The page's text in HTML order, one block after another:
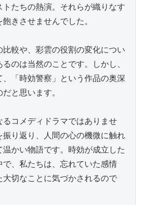
トたちの熱演。それらが織りなす
きさせませんでした。
較や、彩雲の役割の変化につい
のは当然のことです。しかし、
「時効警察」という作品の奥深
と思います。
るコメディドラマではありませ
振り返り、人間の心の機微に触れ
温かい物語です。時効が成立した
、私たちは、忘れていた感情
切なことに気づかされるので